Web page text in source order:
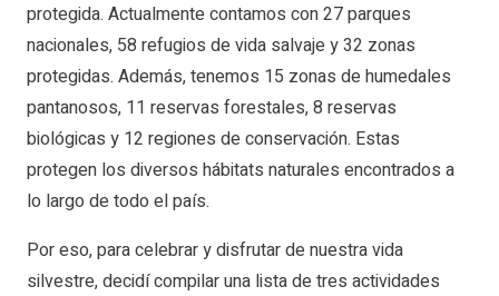
protegida. Actualmente contamos con 27 parques
nacionales, 58 refugios de vida salvaje y 32 zonas
protegidas. Además, tenemos 15 zonas de humedales
pantanosos, 11 reservas forestales, 8 reservas
biológicas y 12 regiones de conservación. Estas
protegen los diversos hábitats naturales encontrados a
lo largo de todo el país.
Por eso, para celebrar y disfrutar de nuestra vida
silvestre, decidí compilar una lista de tres actividades